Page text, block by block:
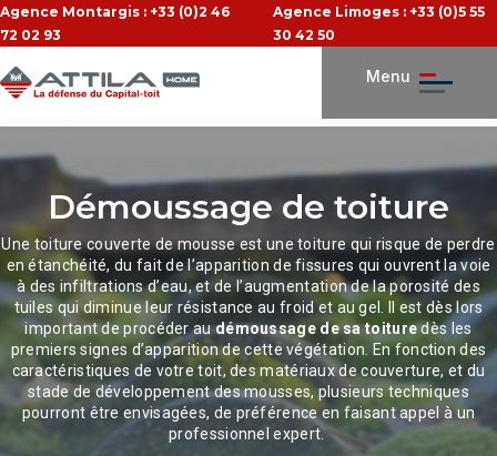
Agence Montargis : +33 (0)2 46
72 02 93
Agence Limoges : +33 (0)5 55
30 42 50
Menu
Démoussage de toiture
Une toiture couverte de mousse est une toiture qui risque de perdre
en étanchéité, du fait de l’apparition de fissures qui ouvrent la voie
à des infiltrations d’eau, et de l’augmentation de la porosité des
tuiles qui diminue leur résistance au froid et au gel. Il est dès lors
important de procéder audémoussage de sa toituredès les
premiers signes d’apparition de cette végétation. En fonction des
caractéristiques de votre toit, des matériaux de couverture, et du
stade de développement des mousses, plusieurs techniques
pourront être envisagées, de préférence en faisant appel à un
professionnel expert.